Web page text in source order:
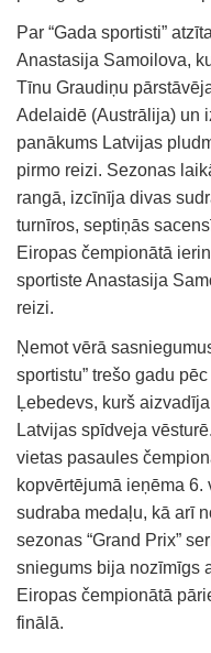
Par “Gada sportisti”
Anastasija Samoilova,
Tīnu Graudiņu
Adelaidē (Austrālija) un
panākums Latvijas
pirmo reizi. Sezonas
rangā, izcīnīja divas
turnīros, septiņās
Eiropas čempionātā
sportiste Anastasija
reizi.
Ņemot vērā
sportistu” trešo gadu
Ļebedevs, kurš
Latvijas spīdveja
vietas pasaules
kopvērtējumā ieņēma
sudraba medaļu, kā arī
sezonas “Grand Prix”
sniegums bija nozīmīgs
Eiropas čempionātā
finālā.